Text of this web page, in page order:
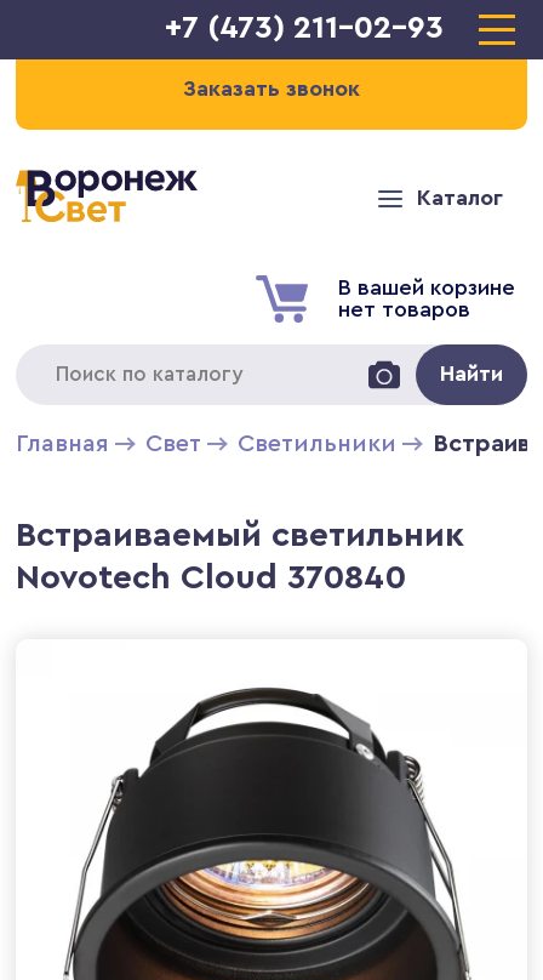
+7 (473) 211-02-93
Заказать звонок
Каталог
В вашей корзине
нет товаров
Найти
Главная Свет Светильники
Встраиваемый светильник
Novotech Cloud 370840